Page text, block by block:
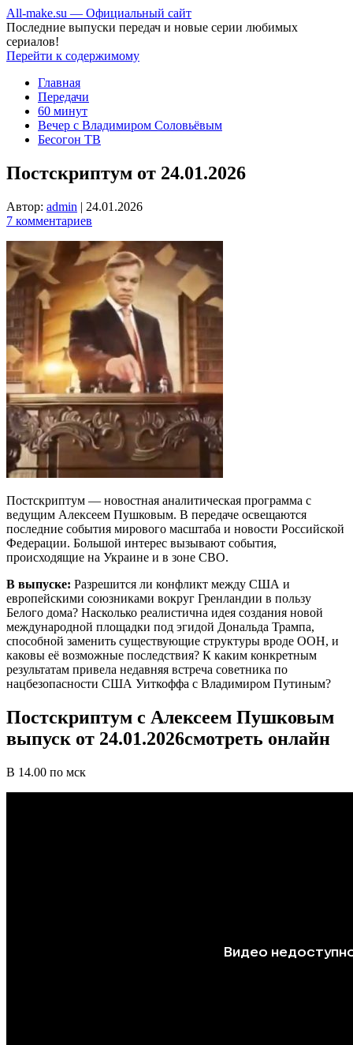
All-make.su — Официальный сайт
Последние выпуски передач и новые серии любимых
сериалов!
Перейти к содержимому
Главная
Передачи
60 минут
Вечер с Владимиром Соловьёвым
Бесогон ТВ
Постскриптум от 24.01.2026
Автор: admin | 24.01.2026
7 комментариев
Постскриптум — новостная аналитическая программа с
ведущим Алексеем Пушковым. В передаче освещаются
последние события мирового масштаба и новости Российской
Федерации. Большой интерес вызывают события,
происходящие на Украине и в зоне СВО.
В выпуске: Разрешится ли конфликт между США и
европейскими союзниками вокруг Гренландии в пользу
Белого дома? Насколько реалистична идея создания новой
международной площадки под эгидой Дональда Трампа,
способной заменить существующие структуры вроде ООН, и
каковы её возможные последствия? К каким конкретным
результатам привела недавняя встреча советника по
нацбезопасности США Уиткоффа с Владимиром Путиным?
Постскриптум с Алексеем Пушковым
выпуск от 24.01.2026смотреть онлайн
В 14.00 по мск